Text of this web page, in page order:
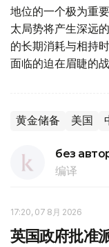
地位的一个极为重
太局势将产生深远
的长期消耗与相持
面临的迫在眉睫的战
黄金储备 美国
без
编译
17:20, 07 8月 2026
英国政府批准